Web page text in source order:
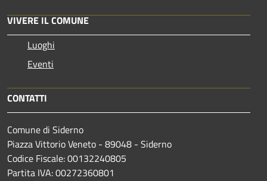
VIVERE IL COMUNE
Luoghi
Eventi
CONTATTI
Comune di Siderno
Piazza Vittorio Veneto - 89048 - Siderno
Codice Fiscale: 00132240805
Partita IVA: 00272360801